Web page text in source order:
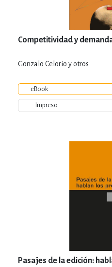
Competitividad y
Gonzalo Celorio y otros
eBook
Impreso
Pasajes de la edición: